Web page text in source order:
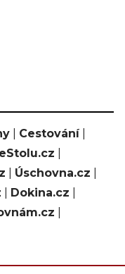
Cestování|
Úschovna.cz
Dokina.cz